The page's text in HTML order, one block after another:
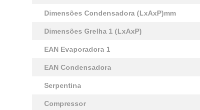
Dimensões Condensadora (LxAxP)mm
Dimensões Grelha 1 (LxAxP)
EAN Evaporadora 1
EAN Condensadora
Serpentina
Compressor